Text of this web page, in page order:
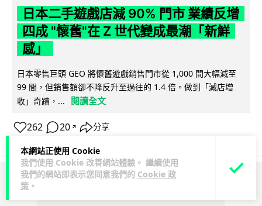
本網站正使用 Cookie
我們使用 Cookie 改善網站體驗。 繼續使用
我們的網站即表示您同意我們的 Cookie 政
策 。
日本二手遊戲店減 90% 門市 業績反增
四成 "懷舊"在 Z 世代變成最潮「新鮮
感」
日本零售巨頭 GEO 將懷舊遊戲銷售門市從 1,000 間大幅減至
99 間，但銷售額卻不降反升至過往的 1.4 倍。做到「減店增
收」奇蹟，...
閱讀全文
262 20 ↗ 分享